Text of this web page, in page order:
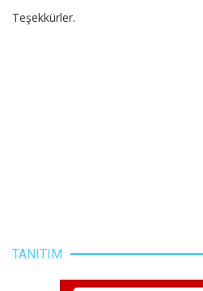
Teşekkürler.
TANITIM